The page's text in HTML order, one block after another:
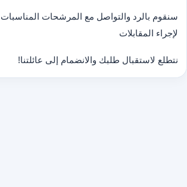
سنقوم بالرد والتواصل مع المرشحات
لإجراء المقابلات
نتطلع لاستقبال طلبك والانضمام إلى عائلتنا!